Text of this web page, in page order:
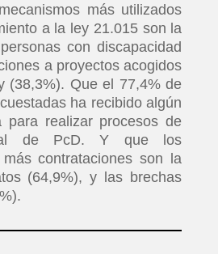
más utilizados
a la ley 21.015 son la
con discapacidad
a proyectos acogidos
(38,3%). Que el 77,4% de
ha recibido algún
para realizar procesos de
de PcD. Y que los
contrataciones son la
(64,9%), y las brechas